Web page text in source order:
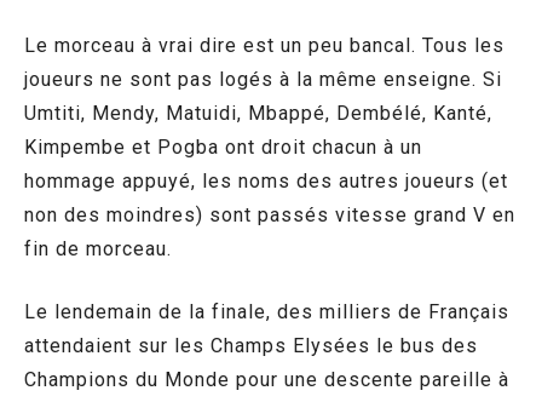
Le morceau à vrai dire est un peu bancal. Tous les
joueurs ne sont pas logés à la même enseigne. Si
Umtiti, Mendy, Matuidi, Mbappé, Dembélé, Kanté,
Kimpembe et Pogba ont droit chacun à un
hommage appuyé, les noms des autres joueurs (et
non des moindres) sont passés vitesse grand V en
fin de morceau.
Le lendemain de la finale, des milliers de Français
attendaient sur les Champs Elysées le bus des
Champions du Monde pour une descente pareille à